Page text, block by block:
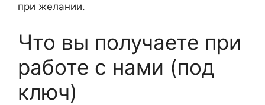
при желании.
Что вы получаете при
работе с нами (под
ключ)